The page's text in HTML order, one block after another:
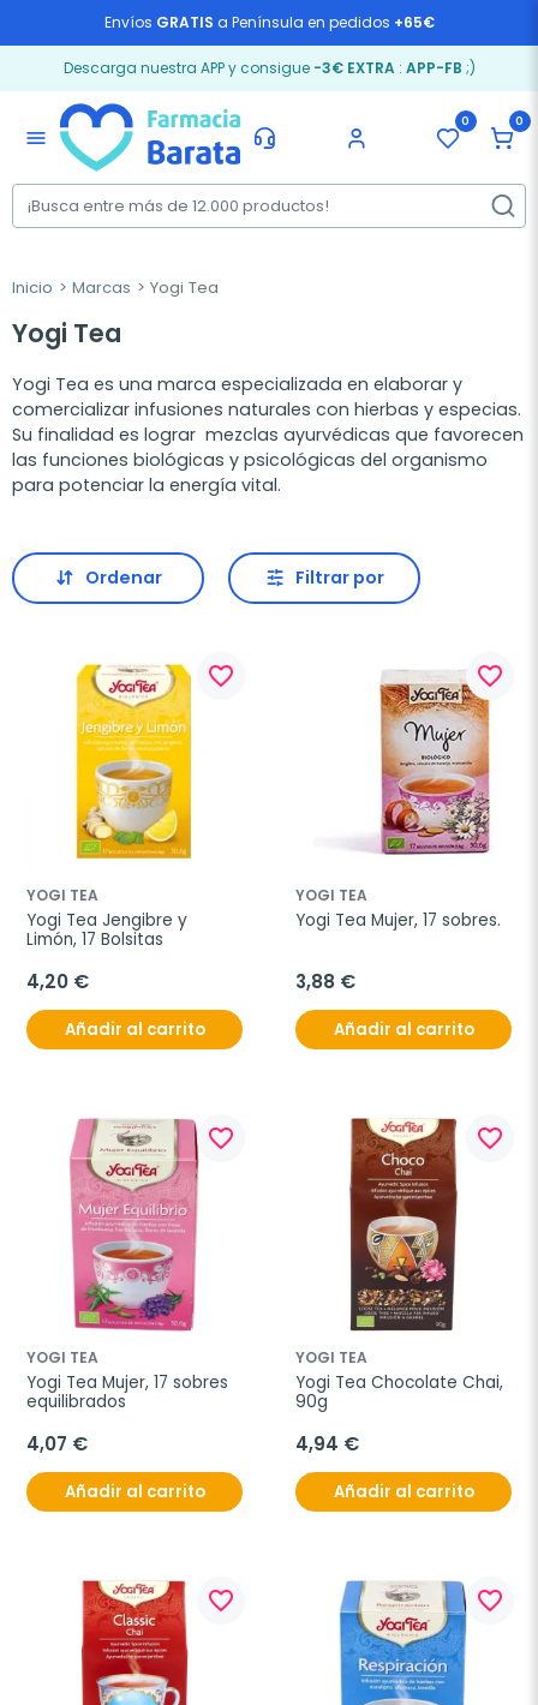
Envíos GRATIS a Península en pedidos +65€
Descarga nuestra APP y consigue -3€ EXTRA: APP-FB ;)
menu
0 0
Inicio Marcas Yogi Tea
Yogi Tea
Yogi Tea es una marca especializada en elaborar y
comercializar infusiones naturales con hierbas y especias.
Su finalidad es lograr mezclas ayurvédicas que favorecen
las funciones biológicas y psicológicas del organismo
para potenciar la energía vital.
Ordenar Filtrar por
favorite_border
YOGI TEA
Yogi Tea Jengibre y
Limón, 17 Bolsitas
4,20 €
Añadir al carrito
favorite_border
YOGI TEA
Yogi Tea Mujer, 17 sobres.
3,88 €
Añadir al carrito
favorite_border
YOGI TEA
Yogi Tea Mujer, 17 sobres
equilibrados
4,07 €
Añadir al carrito
favorite_border
YOGI TEA
Yogi Tea Chocolate Chai,
90g
4,94 €
Añadir al carrito
favorite_border favorite_border